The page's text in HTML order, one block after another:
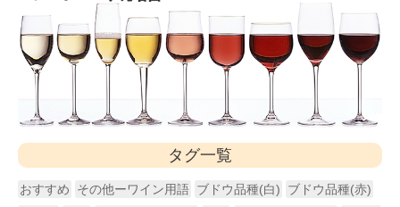
タグ一覧
おすすめ その他ーワイン用語 ブドウ品種(白)
ブドウ品種(赤)